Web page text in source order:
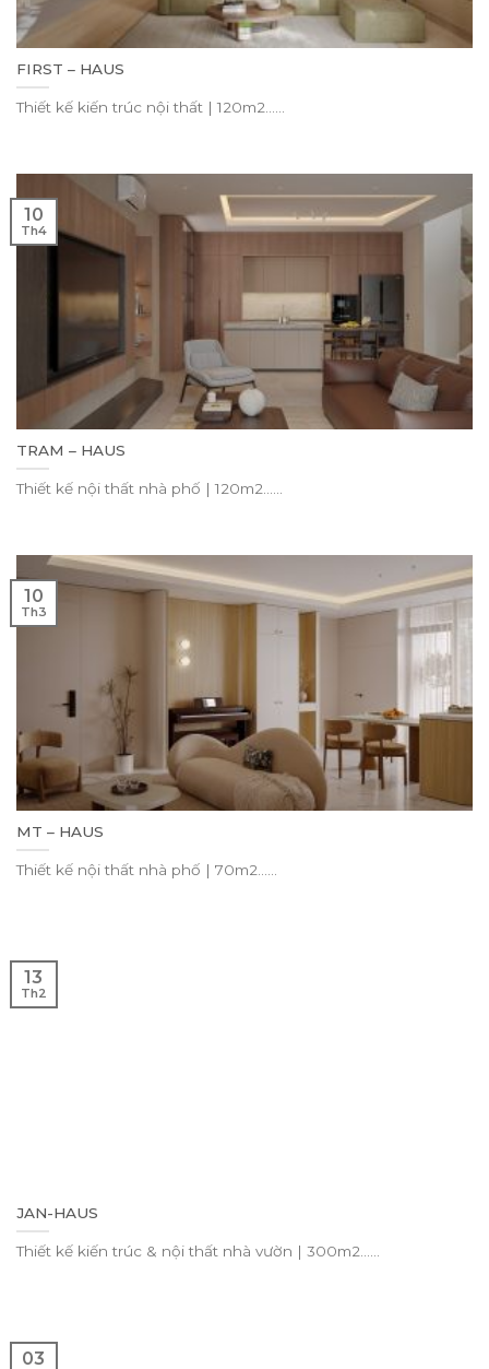
FIRST – HAUS
Thiết kế kiến trúc nội thất | 120m2......
TRAM – HAUS
Thiết kế nội thất nhà phố | 120m2......
10
Th4
MT – HAUS
Thiết kế nội thất nhà phố | 70m2......
10
Th3
JAN-HAUS
Thiết kế kiến trúc & nội thất nhà vườn | 300m2......
13
Th2
03